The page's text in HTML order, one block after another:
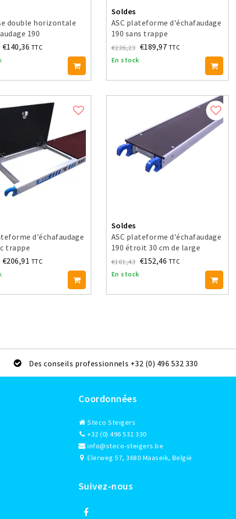
double horizontale
190
€140,36 TTC
Soldes
ASC plateforme d'échafaudage
190 sans trappe
€226,23 €189,97 TTC
En stock
d'échafaudage
trappe
€206,91 TTC
Soldes
ASC plateforme d'échafaudage
190 étroit 30 cm de large
€181,43 €152,46 TTC
En stock
Des conseils professionnels +32 (0) 496 532 330
Coordonnées
Steco Steigers
+32 (0) 496 532 330
info@steco-steigers.be
Elerweg 57, 3680 Maaseik, België
Suivez-nous